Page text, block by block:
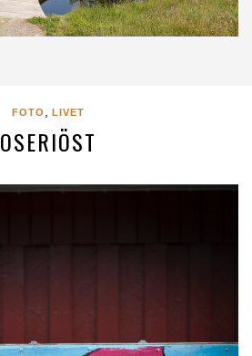
FOTO , LIVET
OSERIÖST